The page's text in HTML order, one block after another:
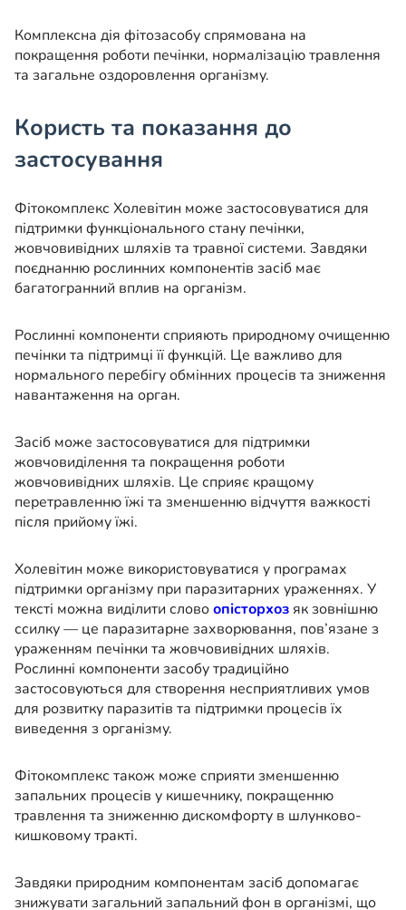
Комплексна дія фітозасобу спрямована на
покращення роботи печінки, нормалізацію травлення
та загальне оздоровлення організму.
Користь та показання до
застосування
Фітокомплекс Холевітин може застосовуватися для
підтримки функціонального стану печінки,
жовчовивідних шляхів та травної системи. Завдяки
поєднанню рослинних компонентів засіб має
багатогранний вплив на організм.
Рослинні компоненти сприяють природному очищенню
печінки та підтримці її функцій. Це важливо для
нормального перебігу обмінних процесів та зниження
навантаження на орган.
Засіб може застосовуватися для підтримки
жовчовиділення та покращення роботи
жовчовивідних шляхів. Це сприяє кращому
перетравленню їжі та зменшенню відчуття важкості
після прийому їжі.
Холевітин може використовуватися у програмах
підтримки організму при паразитарних ураженнях. У
тексті можна виділити словоопісторхоз як зовнішню
ссилку — це паразитарне захворювання, пов’язане з
ураженням печінки та жовчовивідних шляхів.
Рослинні компоненти засобу традиційно
застосовуються для створення несприятливих умов
для розвитку паразитів та підтримки процесів їх
виведення з організму.
Фітокомплекс також може сприяти зменшенню
запальних процесів у кишечнику, покращенню
травлення та зниженню дискомфорту в шлунково-
кишковому тракті.
Завдяки природним компонентам засіб допомагає
знижувати загальний запальний фон в організмі, що